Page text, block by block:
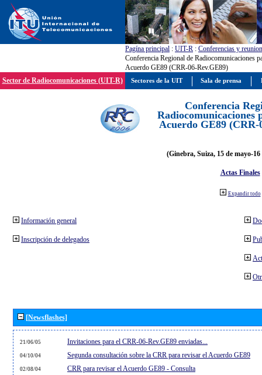
Pagína principal : UIT-R : Conferencias y
Conferencia Regional de Radiocomunicaciones
Acuerdo GE89 (CRR-06-Rev.GE89)
Sector de Radiocomunicaciones (UIT-R)
Conferencia
Radiocomunicaciones
Acuerdo GE89 (CRR-
(Ginebra, Suiza, 15 de mayo-
Actas Finales
Expandir todo
Información general
Inscripción de delegados
[Newsflashes]
21/06/05 Invitaciones para el CRR-06-Rev.GE89 enviadas...
04/10/04 Segunda consultación sobre la CRR para revisar el Acuerdo GE89
02/08/04 CRR para revisar el Acuerdo GE89 - Consulta
Sectores de la UIT Sala de prensa